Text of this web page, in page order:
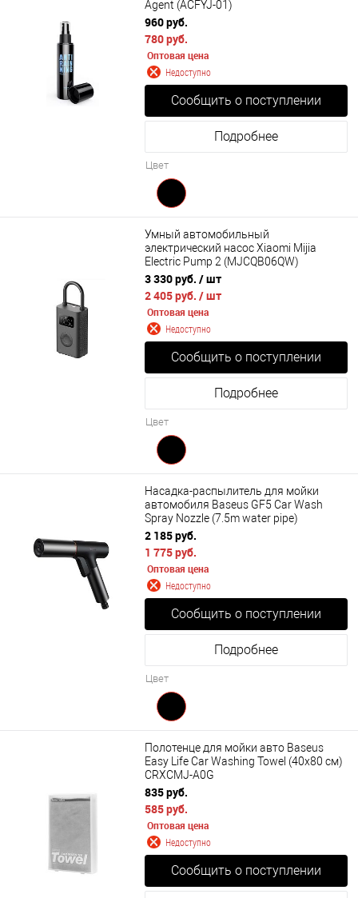
Agent (ACFYJ-01)
960 руб.
780 руб.
Оптовая цена
Недоступно
Сообщить о поступлении
Подробнее
Цвет
Умный автомобильный
электрический насос Xiaomi Mijia
Electric Pump 2 (MJCQB06QW)
3 330 руб. / шт
2 405 руб. / шт
Оптовая цена
Недоступно
Сообщить о поступлении
Подробнее
Цвет
Насадка-распылитель для мойки
автомобиля Baseus GF5 Car Wash
Spray Nozzle (7.5m water pipe)
CPGF000001
2 185 руб.
1 775 руб.
Оптовая цена
Недоступно
Сообщить о поступлении
Подробнее
Цвет
Полотенце для мойки авто Baseus
Easy Life Car Washing Towel (40x80 см)
CRXCMJ-A0G
835 руб.
585 руб.
Оптовая цена
Недоступно
Сообщить о поступлении